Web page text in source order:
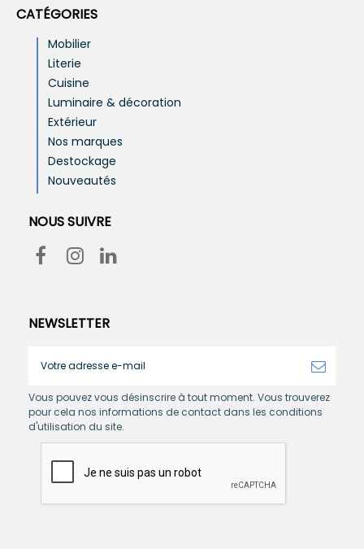
CATÉGORIES
Mobilier
Literie
Cuisine
Luminaire & décoration
Extérieur
Nos marques
Destockage
Nouveautés
NOUS SUIVRE
NEWSLETTER
Vous pouvez vous désinscrire à tout moment. Vous trouverez
pour cela nos informations de contact dans les conditions
d'utilisation du site.